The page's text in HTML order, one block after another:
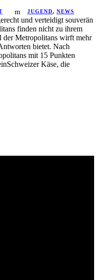
JUGEND, NEWS
und verteidigt souverän
finden nicht zu ihrem
der Metropolitans wirft mehr
bietet. Nach
mit 15 Punkten
Käse, die